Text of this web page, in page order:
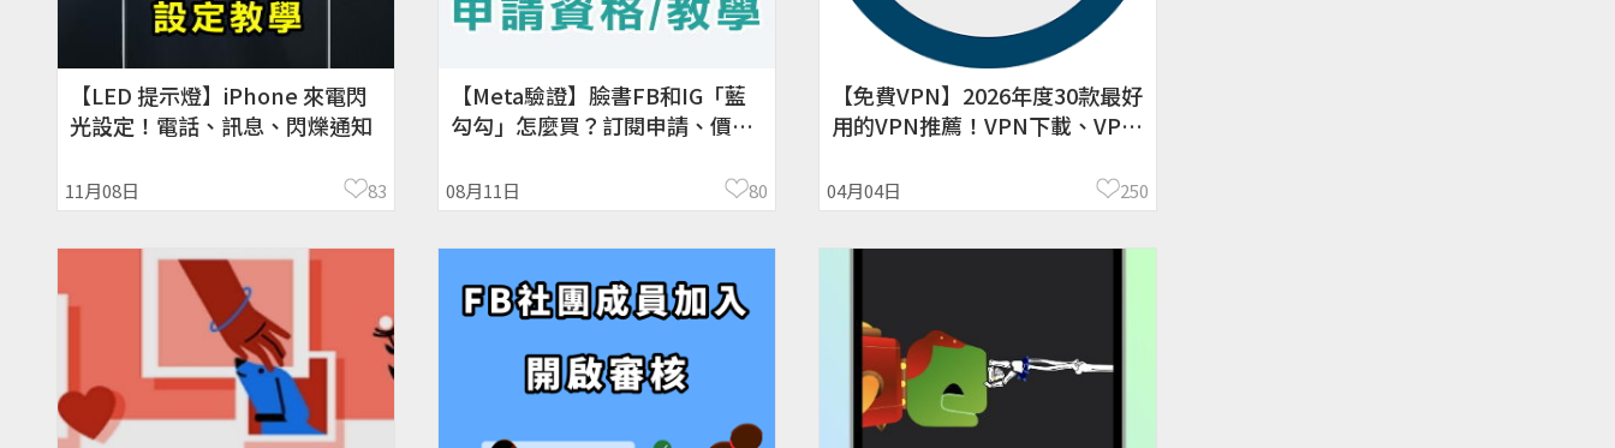
【LED 提示燈】iPhone 來電閃
光設定！電話、訊息、閃爍通知
11月08日 83
【Meta驗證】臉書FB和IG「藍
勾勾」怎麼買？訂閱申請、價格/
08月11日 80
【免費VPN】2026年度30款最好
用的VPN推薦！VPN下載、VPN
看劇、美國、韓國、日本、大陸
04月04日 250